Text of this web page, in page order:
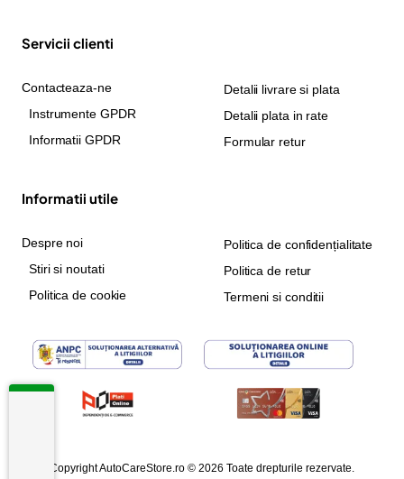
Servicii clienti
Contacteaza-ne
Instrumente GPDR
Informatii GPDR
Detalii livrare si plata
Detalii plata in rate
Formular retur
Informatii utile
Despre noi
Stiri si noutati
Politica de cookie
Politica de confidențialitate
Politica de retur
Termeni si conditii
Copyright AutoCareStore.ro © 2026 Toate drepturile rezervate.